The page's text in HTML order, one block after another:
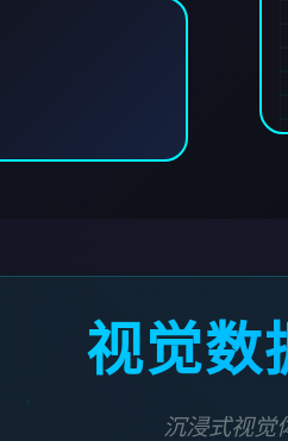
视觉数
沉浸式视觉